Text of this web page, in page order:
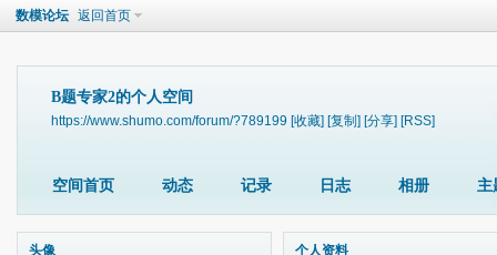
数模论坛 返回首页
B题专家2的个人空间
https://www.shumo.com/forum/?789199 [收藏] [复制] [分享] [RSS]
空间首页 动态 记录 日志 相册 主
头像 个人资料